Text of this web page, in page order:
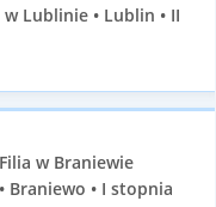
Lublinie • Lublin • II
w Braniewie
Braniewo • I stopnia